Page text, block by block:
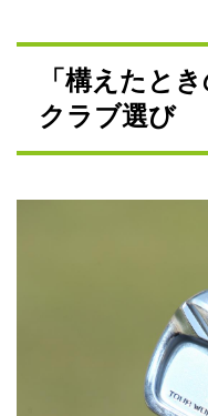
「構えたと
クラブ選び